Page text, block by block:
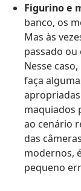
Figurino e
banco, os
Mas às
passado
Nesse
faça
maquiados
ao cenário
das
modernos,
pequeno